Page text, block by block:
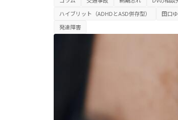
ハイブリット（ADHDとASD併存型）
田口
発達障害